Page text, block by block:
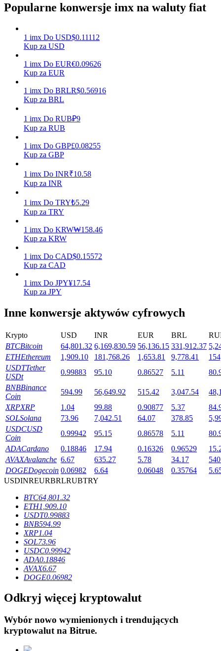
Mocna Świnka
Codziennie zdobywaj konkurencyjne nagrody
Stawianie
Wysokie zyski i natychmiastowy dostęp
Launchpool
Elastyczne stawianie zakładów, aby zarabiać na popularnych
tokenach
Ekskluzywne inwestycje dla posiadaczy BTR
Pożyczki
Usługa pożyczek wspieranych kryptowalutami
Popularne konwersje imx na waluty fiat
1 imx Do USD$0.11112
Kup za USD
1 imx Do EUR€0.09626
Kup za EUR
1 imx Do BRLR$0.56916
Kup za BRL
1 imx Do RUB₽9
Kup za RUB
1 imx Do GBP£0.08255
Kup za GBP
1 imx Do INR₹10.58
Kup za INR
1 imx Do TRY₺5.29
Kup za TRY
1 imx Do KRW₩158.46
Kup za KRW
1 imx Do CAD$0.15572
Kup za CAD
1 imx Do JPY¥17.54
Kup za JPY
Inne konwersje aktywów cyfrowych
Krypto USD INR EUR BRL
BTCBitcoin 64,801.32 6,169,830.59 56,136.15 331,912.37
ETHEthereum 1,909.10 181,768.26 1,653.81 9,778.41
USDTTether
USDt
0.99883 95.10 0.86527 5.11
BNBBinance
Coin
594.99 56,649.92 515.42 3,047.54
XRPXRP 1.04 99.88 0.90877 5.37
SOLSolana 73.96 7,042.51 64.07 378.85
USDCUSD
Coin
0.99942 95.15 0.86578 5.11
ADACardano 0.18846 17.94 0.16326 0.96529
AVAXAvalanche 6.67 635.27 5.78 34.17
DOGEDogecoin 0.06982 6.64 0.06048 0.35764
USDINREURBRLRUBTRY
BTC64,801.32
ETH1,909.10
USDT0.99883
BNB594.99
XRP1.04
SOL73.96
USDC0.99942
ADA0.18846
AVAX6.67
DOGE0.06982
Odkryj więcej kryptowalut
Wybór nowo wymienionych i trendujących
kryptowalut na Bitrue.